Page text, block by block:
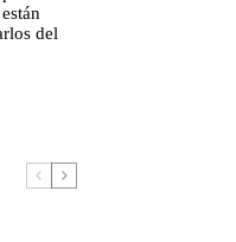
del